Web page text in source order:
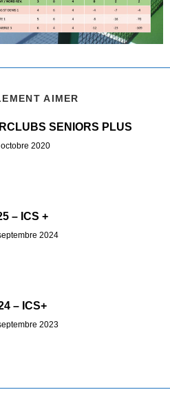
AIMER
SENIORS PLUS
2020
– ICS +
2024
– ICS+
2023